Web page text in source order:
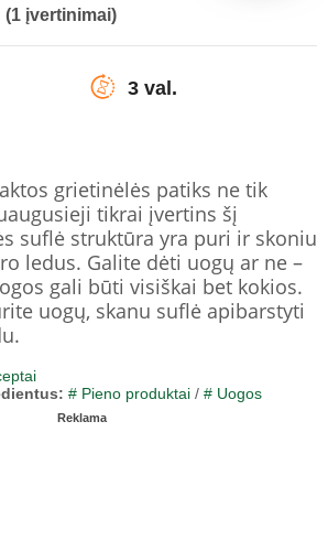
(1 įvertinimai)
3 val.
grietinėlės patiks ne tik
tikrai įvertins šį
suflė struktūra yra puri ir skoniu
ledus. Galite dėti uogų ar ne –
gali būti visiškai bet kokios.
uogų, skanu suflė apibarstyti
# Pieno produktai / # Uogos
Reklama